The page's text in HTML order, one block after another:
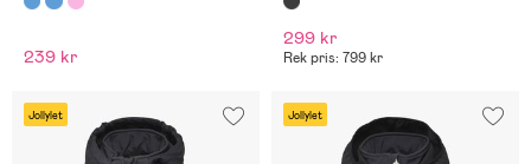
239 kr
299 kr
Rek pris: 799 kr
Jollylet Jollylet